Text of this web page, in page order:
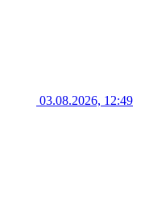
03.08.2026, 12:49